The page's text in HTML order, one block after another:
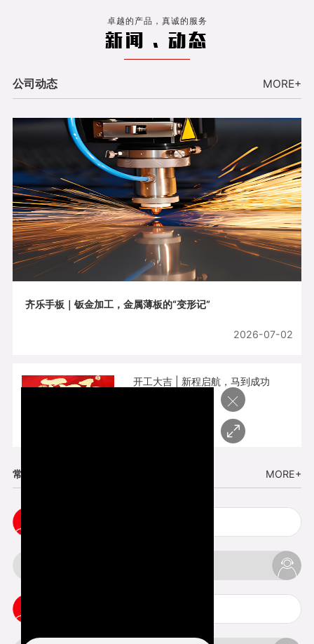
卓越的产品，真诚的服务
新闻 . 动态
公司动态 MORE+
齐乐手板｜钣金加工，金属薄板的“变形记”
2026-07-02
开工大吉 | 新程启航，马到成功
常见问题 MORE+
×